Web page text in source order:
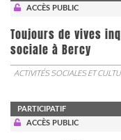
ACCÈS PUBLIC
Toujours de vives
sociale à Bercy
ACTIVITÉS SOCIALES ET
PARTICIPATIF
ACCÈS PUBLIC